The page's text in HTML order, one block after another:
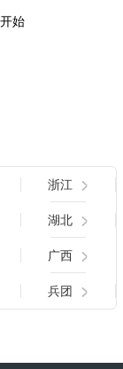
始
浙江
湖北
广西
兵团